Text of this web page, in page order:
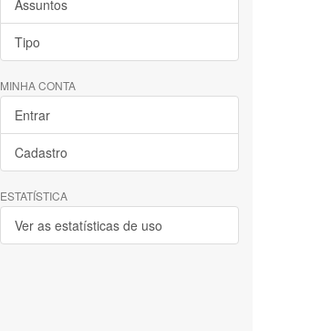
Assuntos
Tipo
MINHA CONTA
Entrar
Cadastro
ESTATÍSTICA
Ver as estatísticas de uso